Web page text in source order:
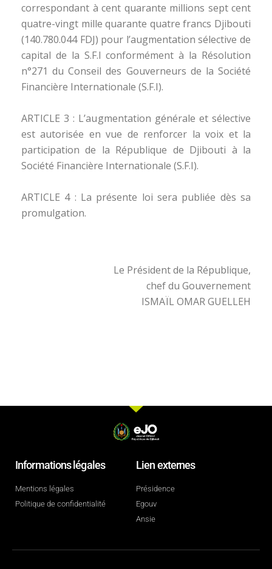
correspondant à cent quarante millions sept cent
quatre-vingt mille quarante quatre francs Djibouti
(140.780.044 FDJ) pour l’augmentation sélective de
capital de la S.F.I conformément à la Résolution
n°271 du Conseil des Gouverneurs de la Société
Financière Internationale (S.F.I).
ARTICLE 3 : L’augmentation générale et sélective
est autorisée en vue de renforcer la voix et la
participation de la République de Djibouti à la
Société Financière Internationale (S.F.I).
ARTICLE 4 : La présente loi sera publiée dès sa
promulgation.
Le Président de la République,
chef du Gouvernement
ISMAÏL OMAR GUELLEH
Informations légales
Mentions légales
Politique de confidentialité
Lien externes
Présidence
Egouv
Ansie